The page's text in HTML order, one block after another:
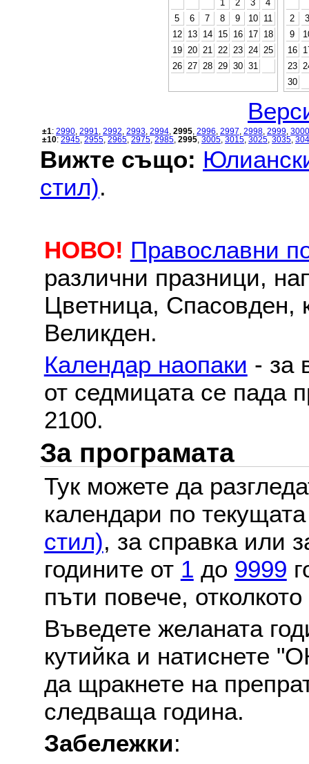
1
2 3
4
5
6 7 8 9 10
11
12
13 14 15 16 17
18
19
20 21 22 23 24
25
26
27 28 29 30 31
2
3
9
16
23
30
±1: 2990 2991 2992 2993 2994 2995 2996 2997 2998 2999 3000
±10: 2945 2955 2965 2975 2985 2995 3005 3015 3025 3035
Вижте също:
стил).
НОВО! Православни
различни празници,
Цветница, Спасовден,
Великден.
Календар наопаки - за
от седмицата се пада
2100.
За програмата
Тук можете да
календари по
стил), за справка или
годините от 1 до 9999
пъти повече,
Въведете желаната
кутийка и натиснете
да щракнете на
следваща година.
Забележки: